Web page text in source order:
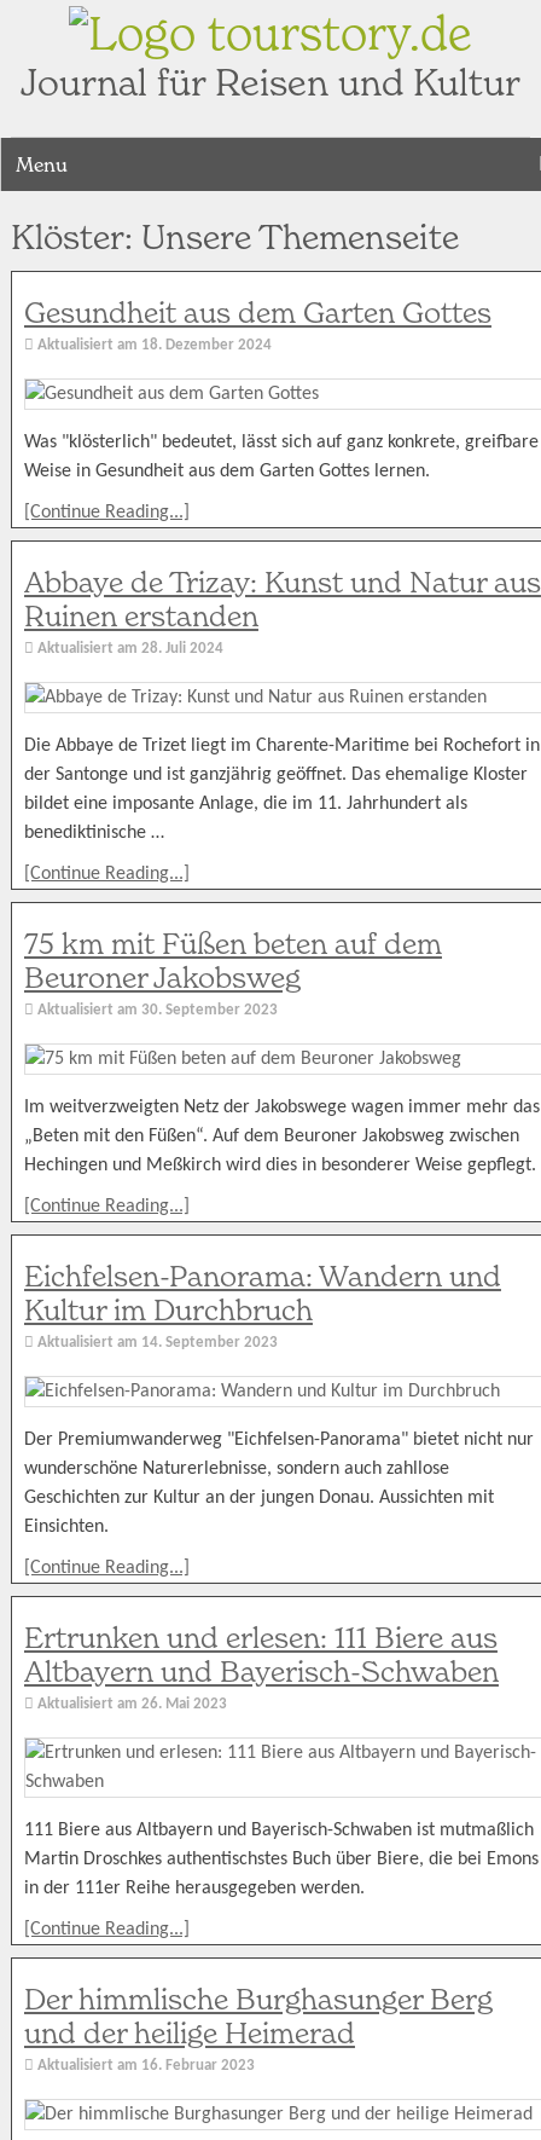
tourstory.de
Journal für Reisen und Kultur
Menu
Klöster: Unsere Themenseite
Gesundheit aus dem Garten Gottes
Aktualisiert am 18. Dezember 2024
Was "klösterlich" bedeutet, lässt sich auf ganz konkrete, greifbare
Weise in Gesundheit aus dem Garten Gottes lernen.
[Continue Reading...]
Abbaye de Trizay: Kunst und Natur aus
Ruinen erstanden
Aktualisiert am 28. Juli 2024
Die Abbaye de Trizet liegt im Charente-Maritime bei Rochefort in
der Santonge und ist ganzjährig geöffnet. Das ehemalige Kloster
bildet eine imposante Anlage, die im 11. Jahrhundert als
benediktinische …
[Continue Reading...]
75 km mit Füßen beten auf dem
Beuroner Jakobsweg
Aktualisiert am 30. September 2023
Im weitverzweigten Netz der Jakobswege wagen immer mehr das
„Beten mit den Füßen“. Auf dem Beuroner Jakobsweg zwischen
Hechingen und Meßkirch wird dies in besonderer Weise gepflegt.
[Continue Reading...]
Eichfelsen-Panorama: Wandern und
Kultur im Durchbruch
Aktualisiert am 14. September 2023
Der Premiumwanderweg "Eichfelsen-Panorama" bietet nicht nur
wunderschöne Naturerlebnisse, sondern auch zahllose
Geschichten zur Kultur an der jungen Donau. Aussichten mit
Einsichten.
[Continue Reading...]
Ertrunken und erlesen: 111 Biere aus
Altbayern und Bayerisch-Schwaben
Aktualisiert am 26. Mai 2023
111 Biere aus Altbayern und Bayerisch-Schwaben ist mutmaßlich
Martin Droschkes authentischstes Buch über Biere, die bei Emons
in der 111er Reihe herausgegeben werden.
[Continue Reading...]
Der himmlische Burghasunger Berg
und der heilige Heimerad
Aktualisiert am 16. Februar 2023